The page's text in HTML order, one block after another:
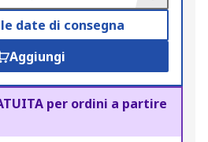
date di consegna
Aggiungi
per ordini a partire